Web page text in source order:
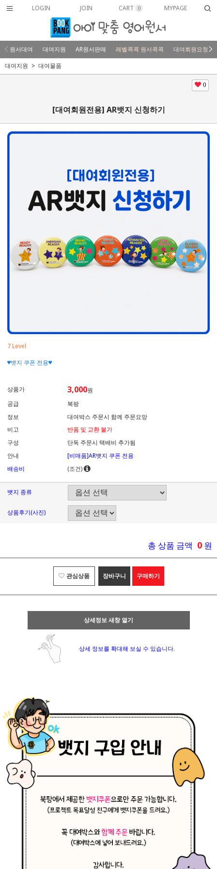
LOGIN JOIN CART 0 MYPAGE
원서대여 대여지원 AR원서판매 레벨콕콕 원서콕콕
대여회원요청
대여지원
대여물품
0
[대여회원전용] AR뱃지 신청하기
7 Level
♥뱃지 쿠폰 전용♥
상품가 3,000원
공급
북팡
정보
대여박스 주문시 함께 주문요망
비고
반품 및 교환 불가
구성
단독 주문시 택배비 추가됨
안내
[비매품]AR뱃지 쿠폰 전용
배송비
(조건)
뱃지 종류
상품후기(사진)
총 상품 금액 0 원
관심상품 장바구니 구매하기
상세정보 새창 열기
상세 정보를 확대해 보실 수 있습니다.